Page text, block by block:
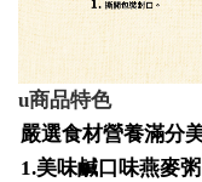
u商品特色
嚴選食材營養滿分
1.美味鹹口味燕麥粥